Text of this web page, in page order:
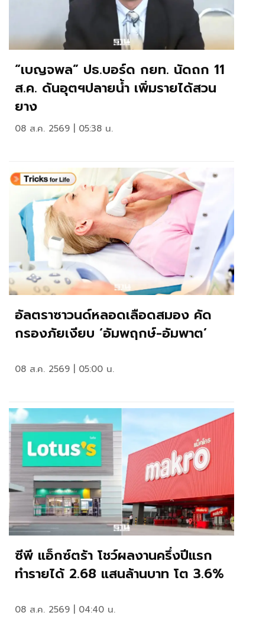
“เบญจพล” ปธ.บอร์ด กยท. นัดถก 11
ส.ค. ดันอุตฯปลายน้ำ เพิ่มรายได้สวน
ยาง
08 ส.ค. 2569 | 05:38 น.
อัลตราซาวนด์หลอดเลือดสมอง คัด
กรองภัยเงียบ ‘อัมพฤกษ์-อัมพาต’
08 ส.ค. 2569 | 05:00 น.
ซีพี แอ็กซ์ตร้า โชว์ผลงานครึ่งปีแรก
ทำรายได้ 2.68 แสนล้านบาท โต 3.6%
08 ส.ค. 2569 | 04:40 น.